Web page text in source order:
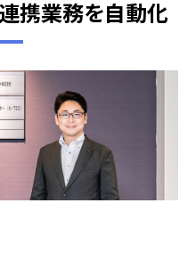
携業務を自動化